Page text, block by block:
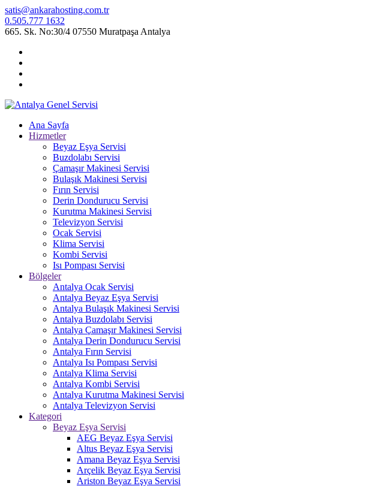
satis@ankarahosting.com.tr
0.505.777 1632
665. Sk. No:30/4 07550 Muratpaşa Antalya
Ana Sayfa
Hizmetler
Beyaz Eşya Servisi
Buzdolabı Servisi
Çamaşır Makinesi Servisi
Bulaşık Makinesi Servisi
Fırın Servisi
Derin Dondurucu Servisi
Kurutma Makinesi Servisi
Televizyon Servisi
Ocak Servisi
Klima Servisi
Kombi Servisi
Isı Pompası Servisi
Bölgeler
Antalya Ocak Servisi
Antalya Beyaz Eşya Servisi
Antalya Bulaşık Makinesi Servisi
Antalya Buzdolabı Servisi
Antalya Çamaşır Makinesi Servisi
Antalya Derin Dondurucu Servisi
Antalya Fırın Servisi
Antalya Isı Pompası Servisi
Antalya Klima Servisi
Antalya Kombi Servisi
Antalya Kurutma Makinesi Servisi
Antalya Televizyon Servisi
Kategori
Beyaz Eşya Servisi
AEG Beyaz Eşya Servisi
Altus Beyaz Eşya Servisi
Amana Beyaz Eşya Servisi
Arçelik Beyaz Eşya Servisi
Ariston Beyaz Eşya Servisi